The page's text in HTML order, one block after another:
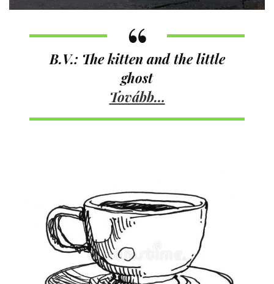
B.V.: The kitten and the little
ghost
Tovább…